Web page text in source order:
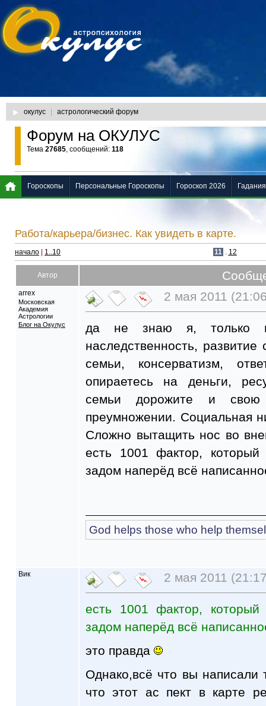
окулус астрологический форум
Форум на ОКУЛУС
Тема 27685, сообщений: 118
Работа/карьера/бизнес. Как увидеть в карте.
начало 1..10 11 . 12
Автор
arrex
Московская
Академия
Астрологии
Блог на Окулус
2 мая 2011
да не знаю я, только
наследственность,
семьи, консерватизм,
опираетесь на деньги,
семьи дорожите и
преумножении. Социальная
Сложно вытащить нос во
есть 1001 фактор, который
задом наперёд всё
God helps those who help
Вик 2 мая 2011
есть 1001 фактор, который
задом наперёд всё
это правда
Однако,всё что вы написали
что этот ас пект в карте
Гороскопы Персональные Гороскопы Гороскоп 2026 Гадания